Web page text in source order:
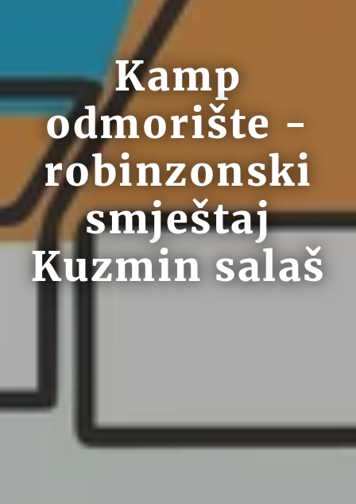
Kamp
odmorište -
robinzonski
smještaj
Kuzmin salaš